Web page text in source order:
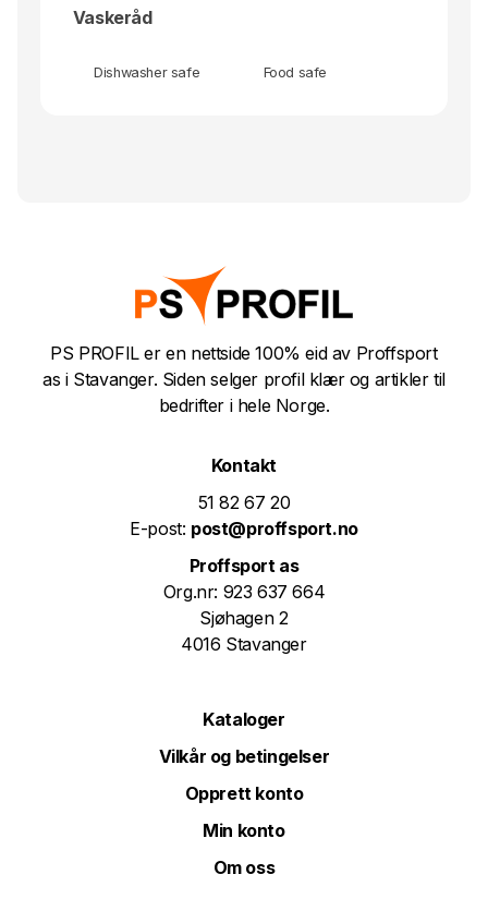
Vaskeråd
Dishwasher safe Food safe
PS PROFIL er en nettside 100% eid av Proffsport
as i Stavanger. Siden selger profil klær og artikler til
bedrifter i hele Norge.
Kontakt
51 82 67 20
E-post: post@proffsport.no
Proffsport as
Org.nr: 923 637 664
Sjøhagen 2
4016 Stavanger
Kataloger
Vilkår og betingelser
Opprett konto
Min konto
Om oss